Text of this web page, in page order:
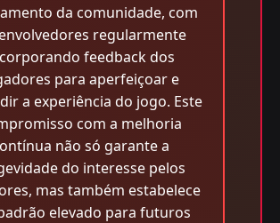
da comunidade, com
regularmente
feedback dos
para aperfeiçoar e
a experiência do jogo. Este
com a melhoria
não só garante a
do interesse pelos
mas também estabelece
elevado para futuros